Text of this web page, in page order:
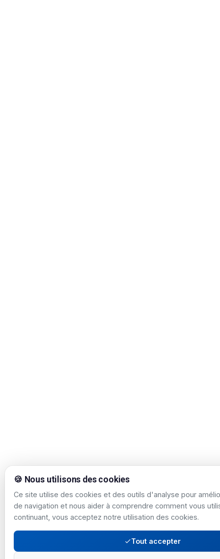
🍪 Nous utilisons des cookies
Ce site utilise des cookies et des outils d'analyse pour
de navigation et nous aider à comprendre comment vous
continuant, vous acceptez notre utilisation des cookies.
Tout accepter